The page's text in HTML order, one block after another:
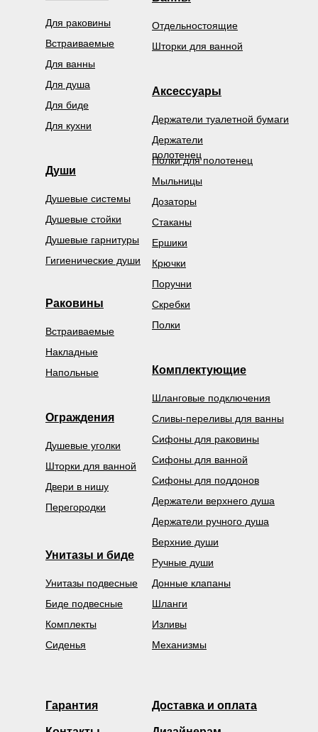
Души
Душевые гарнитуры
Душевые системы
Гигиенические души
Поручни
Скребки
Дозаторы
Полки
Стаканы
Ершики
Верхние души
Ручные души
Крючки
Держатели
полотенец
Мыльницы
Держатели туалетной бумаги
Полки для полотенец
Сифоны для поддонов
Держатели верхнего душа
Держатели ручного душа
Механизмы
Донные клапаны
Шланги
Изливы
Сливы-переливы для ванны
Сифоны для ванной
Шланговые подключения
Сифоны для раковины
Унитазы и биде
Унитазы подвесные
Биде подвесные
Комплекты
Раковины
Встраиваемые
Накладные
Напольные
Встраиваемые
Для биде
Для ванны
Для душа
Для раковины
Для кухни
Отдельностоящие
Шторки для ванной
Ограждения
Душевые уголки
Шторки для ванной
Двери в нишу
Перегородки
Аксессуары
Комплектующие
Доставка и оплата
Гарантия
Душевые стойки
Сиденья